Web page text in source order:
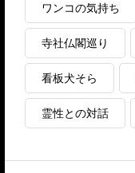
ワンコの気持ち
寺社仏閣巡り
看板犬そら
霊性との対話